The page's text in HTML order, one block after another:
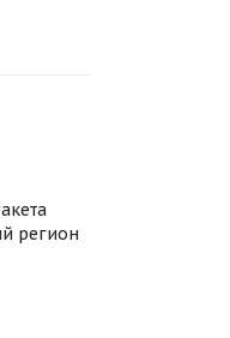
регион